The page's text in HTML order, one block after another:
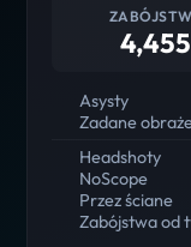
4,455
Asysty
Zadane
Headshoty
NoScope
Przez ściane
Zabójstwa od